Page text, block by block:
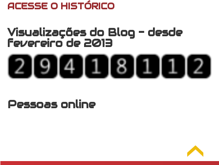
ACESSE O HISTÓRICO
Visualizações do Blog - desde
fevereiro de 2013
Pessoas online